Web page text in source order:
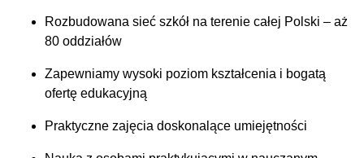
Rozbudowana sieć szkół na terenie całej Polski – aż
80 oddziałów
Zapewniamy wysoki poziom kształcenia i bogatą
ofertę edukacyjną
Praktyczne zajęcia doskonalące umiejętności